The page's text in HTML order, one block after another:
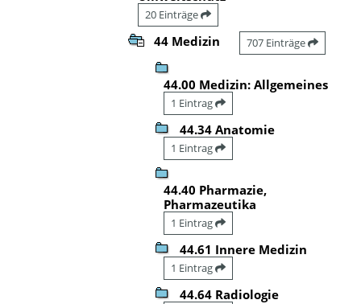
20 Einträge
44 Medizin 707 Einträge
44.00 Medizin: Allgemeines
1 Eintrag
44.34 Anatomie
1 Eintrag
44.40 Pharmazie,
Pharmazeutika
1 Eintrag
44.61 Innere Medizin
1 Eintrag
44.64 Radiologie